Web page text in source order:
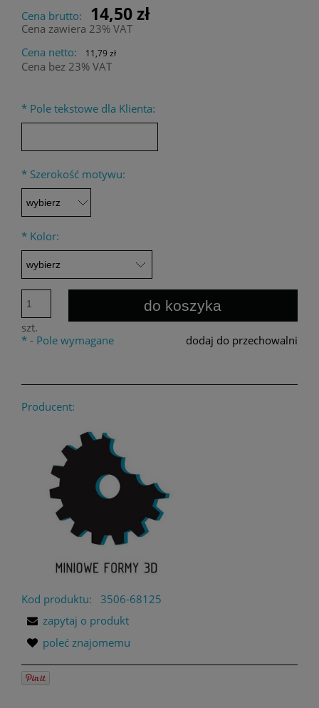
Cena brutto:
14,50 zł
Cena zawiera 23% VAT
Cena netto:
11,79 zł
Cena bez 23% VAT
* Pole tekstowe dla Klienta:
* Szerokość motywu:
* Kolor:
szt.
do koszyka
dodaj do przechowalni
* - Pole wymagane
Producent:
Kod produktu:
3506-68125
zapytaj o produkt
poleć znajomemu